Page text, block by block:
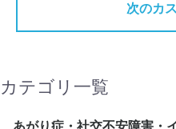
次のカ
カテゴリ一覧